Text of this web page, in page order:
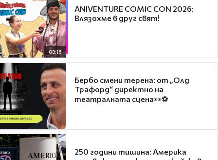
08:16
ANIVENTURE COMIC CON 2026:
Влязохме в друг свят!
Бербо смени терена: от „Олд
Трафорд“ директно на
театралната сцена👀⚽
250 години тишина: Америка